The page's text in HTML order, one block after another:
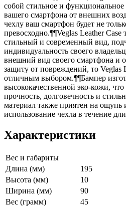
собой стильное и
вашего смартфона от внешних
чехлу ваш смартфон будет не
превосходно.¶¶Veglas Leather
стильный и современный вид,
индивидуальность своего
внешний вид своего смартфона и
защиту от повреждений, то Veglas
отличным выбором.¶¶Бампер
высококачественной эко-кожи, что
прочность, долговечность и
материал также приятен на ощупь
использование чехла в течение
Характеристики
Вес и габариты
Длина (мм)
195
Высота (мм)
10
Ширина (мм)
90
Вес (грамм)
45